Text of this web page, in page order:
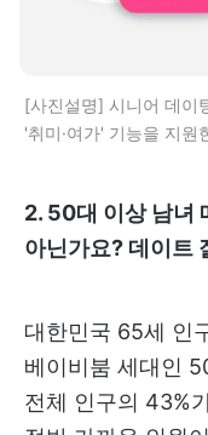
[사진설명] 시니어 데이
'취미·여가' 기능을 지원
2. 50대 이상 남녀
아닌가요? 데이트
대한민국 65세 인
베이비붐 세대인
전체 인구의 43%